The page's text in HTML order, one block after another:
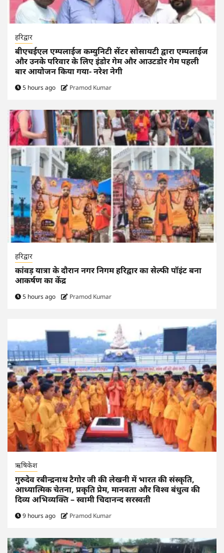
हरिद्वार
बीएचईएल एम्पलाईज कम्युनिटी सेंटर सोसायटी द्वारा एम्पलाईज
और उनके परिवार के लिए इंडोर गेम और आउटडोर गेम पहली
बार आयोजन किया गया- नरेश नेगी
5 hours ago Pramod Kumar
हरिद्वार
कांवड़ यात्रा के दौरान नगर निगम हरिद्वार का सेल्फी पॉइंट बना
आकर्षण का केंद्र
5 hours ago Pramod Kumar
ऋषिकेश
गुरुदेव रबीन्द्रनाथ टैगोर जी की लेखनी में भारत की संस्कृति,
आध्यात्मिक चेतना, प्रकृति प्रेम, मानवता और विश्व बंधुत्व की
दिव्य अभिव्यक्ति – स्वामी चिदानन्द सरस्वती
9 hours ago Pramod Kumar